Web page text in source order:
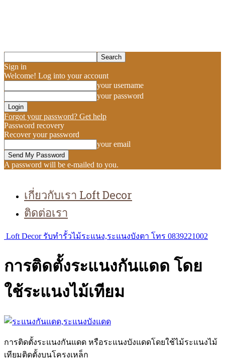
Sign in
Welcome! Log into your account
your username
your password
Forgot your password? Get help
Password recovery
Recover your password
your email
A password will be e-mailed to you.
เกี่ยวกับเรา Loft Decor
ติดต่อเรา
Loft Decor รับทำรั้วไม้ระแนง,ระแนงบังตา โทร 0839221002
การติดตั้งระแนงกันแดด โดย
ใช้ระแนงไม้เทียม
การติดตั้งระแนงกันแดด หรือระแนงบังแดดโดยใช้ไม้ระแนงไม้
เทียมติดตั้งบนโครงเหล็ก